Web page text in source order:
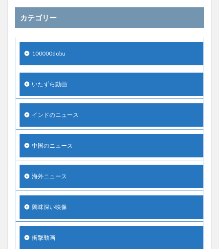
カテゴリー
100000dobu
いたずら動画
インドのニュース
中国のニュース
海外ニュース
興味深い映像
衝撃動画